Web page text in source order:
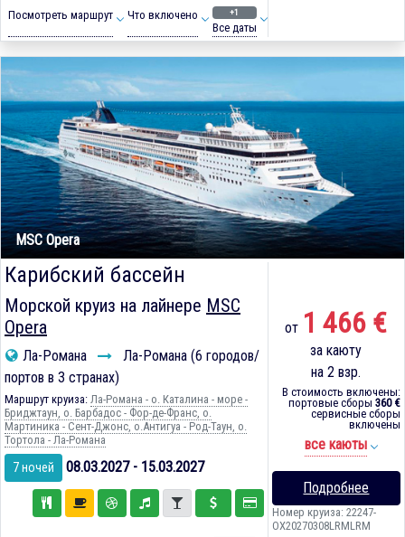
Посмотреть маршрут Что включено +1
Все даты
MSC Opera
Карибский бассейн
Морской круиз на лайнере MSC
Opera
Ла-Романа
Ла-Романа (6 городов/
портов в 3 странах)
Маршрут круиза: Ла-Романа - о. Каталина - море -
Бриджтаун, о. Барбадос - Фор-де-Франс, о.
Мартиника - Сент-Джонс, о.Антигуа - Род-Таун, о.
Тортола - Ла-Романа
7 ночей 08.03.2027 - 15.03.2027
от 1 466 €
за каюту
на 2 взр.
В стоимость включены:
портовые сборы 360 €
сервисные сборы
включены
все каюты
Подробнее
Номер круиза: 22247-
OX20270308LRMLRM